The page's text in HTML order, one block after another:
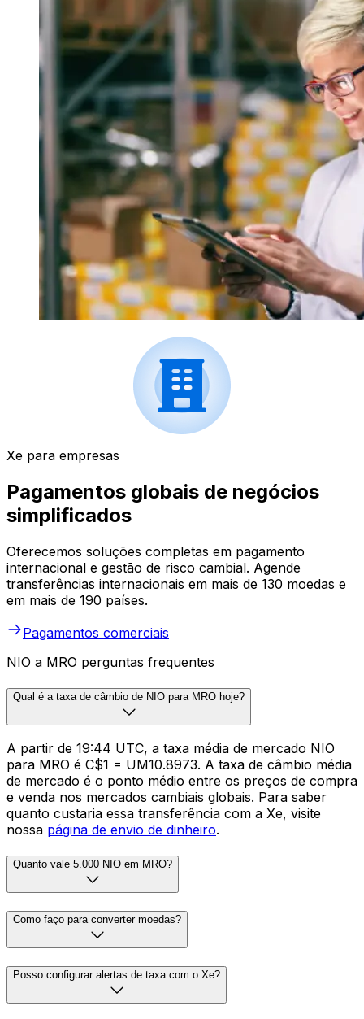
Xe para empresas
Pagamentos globais de negócios
simplificados
Oferecemos soluções completas em pagamento
internacional e gestão de risco cambial. Agende
transferências internacionais em mais de 130 moedas e
em mais de 190 países.
Pagamentos comerciais
NIO a MRO perguntas frequentes
Qual é a taxa de câmbio de NIO para MRO hoje?
A partir de 19:44 UTC, a taxa média de mercado NIO
para MRO é C$1 = UM10.8973. A taxa de câmbio média
de mercado é o ponto médio entre os preços de compra
e venda nos mercados cambiais globais. Para saber
quanto custaria essa transferência com a Xe, visite
nossa página de envio de dinheiro.
Quanto vale 5.000 NIO em MRO?
Como faço para converter moedas?
Posso configurar alertas de taxa com o Xe?